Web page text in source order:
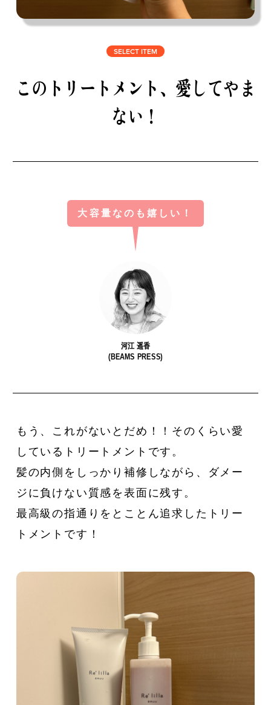
SELECT ITEM
このトリートメント、愛してやま
ない！
大容量なのも嬉しい！
河江 遥香
(BEAMS PRESS)
もう、これがないとだめ！！そのくらい愛
しているトリートメントです。
髪の内側をしっかり補修しながら、ダメー
ジに負けない質感を表面に残す。
最高級の指通りをとことん追求したトリー
トメントです！
PICK UP
今や“街の定番”に。
ま履くべき一足である理由。
私たちは、〈Ziploc® Ribbon〉